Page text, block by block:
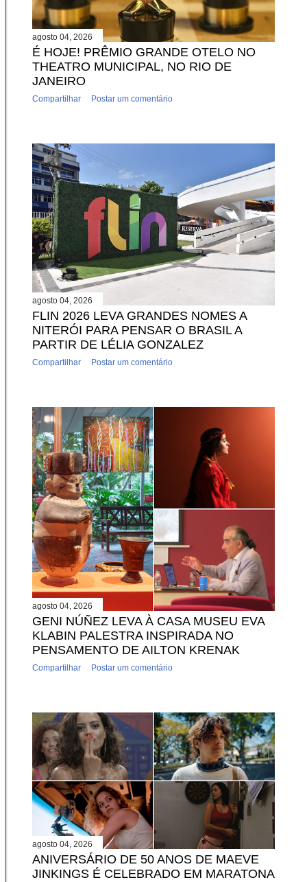
agosto 04, 2026
É HOJE! PRÊMIO GRANDE OTELO NO
THEATRO MUNICIPAL, NO RIO DE
JANEIRO
Compartilhar Postar um comentário
agosto 04, 2026
FLIN 2026 LEVA GRANDES NOMES A
NITERÓI PARA PENSAR O BRASIL A
PARTIR DE LÉLIA GONZALEZ
Compartilhar Postar um comentário
agosto 04, 2026
GENI NÚÑEZ LEVA À CASA MUSEU EVA
KLABIN PALESTRA INSPIRADA NO
PENSAMENTO DE AILTON KRENAK
Compartilhar Postar um comentário
agosto 04, 2026
ANIVERSÁRIO DE 50 ANOS DE MAEVE
JINKINGS É CELEBRADO EM MARATONA